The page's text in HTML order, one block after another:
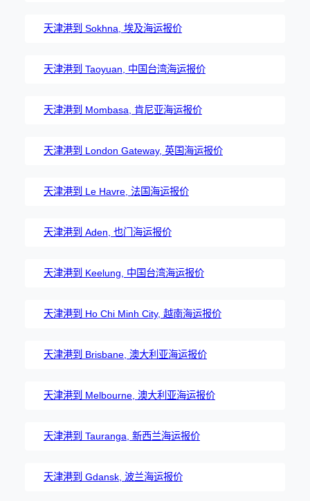
天津港到 Sokhna, 埃及海运报价
天津港到 Taoyuan, 中国台湾海运报价
天津港到 Mombasa, 肯尼亚海运报价
天津港到 London Gateway, 英国海运报价
天津港到 Le Havre, 法国海运报价
天津港到 Aden, 也门海运报价
天津港到 Keelung, 中国台湾海运报价
天津港到 Ho Chi Minh City, 越南海运报价
天津港到 Brisbane, 澳大利亚海运报价
天津港到 Melbourne, 澳大利亚海运报价
天津港到 Tauranga, 新西兰海运报价
天津港到 Gdansk, 波兰海运报价